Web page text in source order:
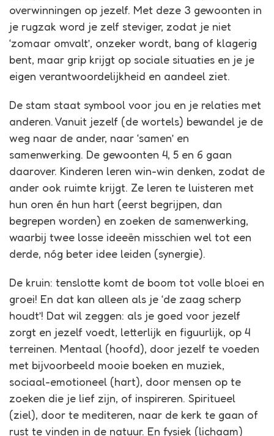
overwinningen op jezelf. Met deze 3 gewoonten in
je rugzak word je zelf steviger, zodat je niet
‘zomaar omvalt’, onzeker wordt, bang of klagerig
bent, maar grip krijgt op sociale situaties en je je
eigen verantwoordelijkheid en aandeel ziet.
De stam staat symbool voor jou en je relaties met
anderen. Vanuit jezelf (de wortels) bewandel je de
weg naar de ander, naar ‘samen’ en
samenwerking. De gewoonten 4, 5 en 6 gaan
daarover. Kinderen leren win-win denken, zodat de
ander ook ruimte krijgt. Ze leren te luisteren met
hun oren én hun hart (eerst begrijpen, dan
begrepen worden) en zoeken de samenwerking,
waarbij twee losse ideeën misschien wel tot een
derde, nóg beter idee leiden (synergie).
De kruin: tenslotte komt de boom tot volle bloei en
groei! En dat kan alleen als je ‘de zaag scherp
houdt’! Dat wil zeggen: als je goed voor jezelf
zorgt en jezelf voedt, letterlijk en figuurlijk, op 4
terreinen. Mentaal (hoofd), door jezelf te voeden
met bijvoorbeeld mooie boeken en muziek,
sociaal-emotioneel (hart), door mensen op te
zoeken die je lief zijn, of inspireren. Spiritueel
(ziel), door te mediteren, naar de kerk te gaan of
rust te vinden in de natuur. En fysiek (lichaam)